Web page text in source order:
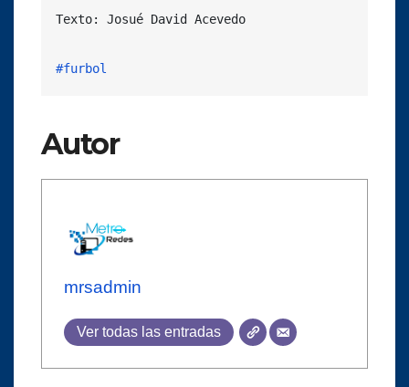
Texto: Josué David Acevedo
#furbol
Autor
mrsadmin
Ver todas las entradas